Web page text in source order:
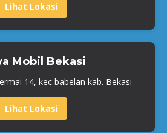
Lihat Lokasi
Mobil Bekasi
14, kec babelan kab. Bekasi
Lihat Lokasi